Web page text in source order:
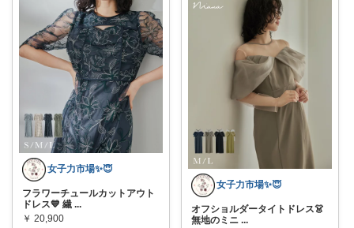
女子力市場✨😇
フラワーチュールカットアウト
ドレス💙 繊 ...
￥ 20,900
女子力市場✨😇
オフショルダータイトドレス👗
無地のミニ ...